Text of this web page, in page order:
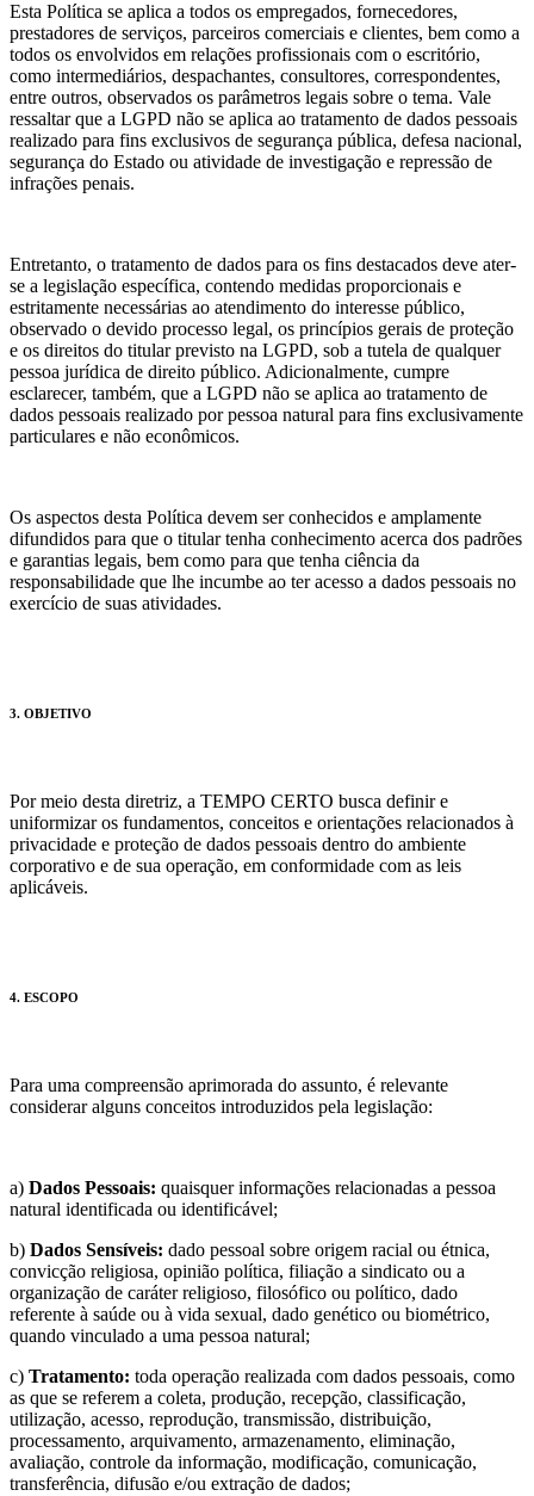
Esta Política se aplica a todos os empregados, fornecedores,
prestadores de serviços, parceiros comerciais e clientes, bem como a
todos os envolvidos em relações profissionais com o escritório,
como intermediários, despachantes, consultores, correspondentes,
entre outros, observados os parâmetros legais sobre o tema. Vale
ressaltar que a LGPD não se aplica ao tratamento de dados pessoais
realizado para fins exclusivos de segurança pública, defesa nacional,
segurança do Estado ou atividade de investigação e repressão de
infrações penais.
Entretanto, o tratamento de dados para os fins destacados deve ater-
se a legislação específica, contendo medidas proporcionais e
estritamente necessárias ao atendimento do interesse público,
observado o devido processo legal, os princípios gerais de proteção
e os direitos do titular previsto na LGPD, sob a tutela de qualquer
pessoa jurídica de direito público. Adicionalmente, cumpre
esclarecer, também, que a LGPD não se aplica ao tratamento de
dados pessoais realizado por pessoa natural para fins exclusivamente
particulares e não econômicos.
Os aspectos desta Política devem ser conhecidos e amplamente
difundidos para que o titular tenha conhecimento acerca dos padrões
e garantias legais, bem como para que tenha ciência da
responsabilidade que lhe incumbe ao ter acesso a dados pessoais no
exercício de suas atividades.
3. OBJETIVO
Por meio desta diretriz, a TEMPO CERTO busca definir e
uniformizar os fundamentos, conceitos e orientações relacionados à
privacidade e proteção de dados pessoais dentro do ambiente
corporativo e de sua operação, em conformidade com as leis
aplicáveis.
4. ESCOPO
Para uma compreensão aprimorada do assunto, é relevante
considerar alguns conceitos introduzidos pela legislação:
a) Dados Pessoais: quaisquer informações relacionadas a pessoa
natural identificada ou identificável;
b) Dados Sensíveis: dado pessoal sobre origem racial ou étnica,
convicção religiosa, opinião política, filiação a sindicato ou a
organização de caráter religioso, filosófico ou político, dado
referente à saúde ou à vida sexual, dado genético ou biométrico,
quando vinculado a uma pessoa natural;
c) Tratamento: toda operação realizada com dados pessoais, como
as que se referem a coleta, produção, recepção, classificação,
utilização, acesso, reprodução, transmissão, distribuição,
processamento, arquivamento, armazenamento, eliminação,
avaliação, controle da informação, modificação, comunicação,
transferência, difusão e/ou extração de dados;